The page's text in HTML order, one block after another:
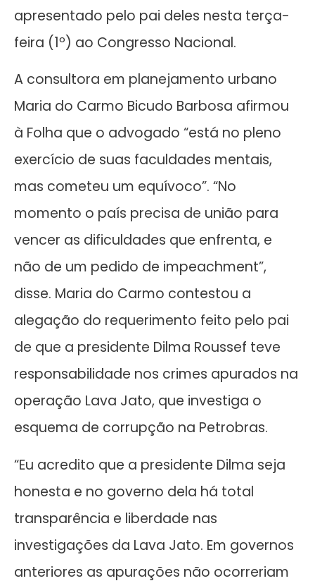
apresentado pelo pai deles nesta terça-
feira (1º) ao Congresso Nacional.
A consultora em planejamento urbano
Maria do Carmo Bicudo Barbosa afirmou
à Folha que o advogado “está no pleno
exercício de suas faculdades mentais,
mas cometeu um equívoco”. “No
momento o país precisa de união para
vencer as dificuldades que enfrenta, e
não de um pedido de impeachment”,
disse. Maria do Carmo contestou a
alegação do requerimento feito pelo pai
de que a presidente Dilma Roussef teve
responsabilidade nos crimes apurados na
operação Lava Jato, que investiga o
esquema de corrupção na Petrobras.
“Eu acredito que a presidente Dilma seja
honesta e no governo dela há total
transparência e liberdade nas
investigações da Lava Jato. Em governos
anteriores as apurações não ocorreriam